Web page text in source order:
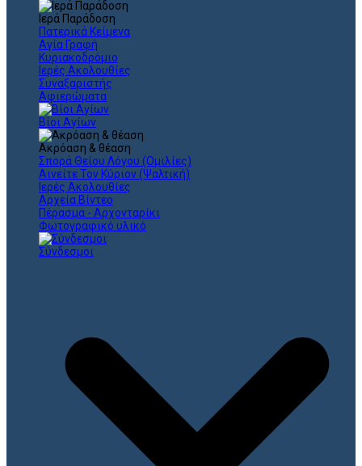
Ιερά Παράδοση
Πατερικά Κείμενα
Αγία Γραφή
Κυριακοδρόμιο
Ιερές Ακολουθίες
Συναξαριστής
Αφιερώματα
Βίοι Αγίων
Ακρόαση & θέαση
Σπορά Θείου Λόγου (Ομιλίες)
Αινείτε Τον Κύριον (Ψαλτική)
Ιερές Ακολουθίες
Αρχεία Βίντεο
Πέρασμα - Αρχονταρίκι
Φωτογραφικό υλικό
Σύνδεσμοι